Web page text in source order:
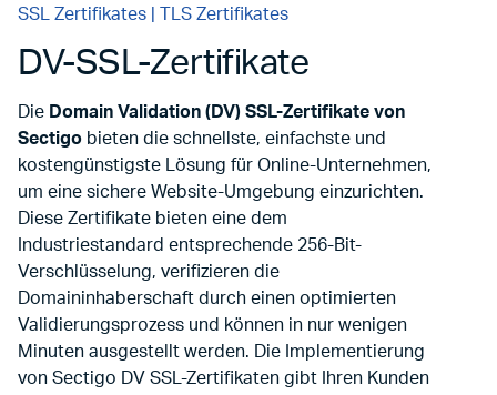
SSL Zertifikates | TLS Zertifikates
DV-SSL-Zertifikate
Die Domain Validation (DV) SSL-Zertifikate von
Sectigo bieten die schnellste, einfachste und
kostengünstigste Lösung für Online-Unternehmen,
um eine sichere Website-Umgebung einzurichten.
Diese Zertifikate bieten eine dem
Industriestandard entsprechende 256-Bit-
Verschlüsselung, verifizieren die
Domaininhaberschaft durch einen optimierten
Validierungsprozess und können in nur wenigen
Minuten ausgestellt werden. Die Implementierung
von Sectigo DV SSL-Zertifikaten gibt Ihren Kunden